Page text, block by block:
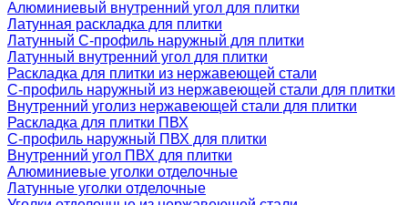
Алюминиевый внутренний угол для плитки
Латунная раскладка для плитки
Латунный С-профиль наружный для плитки
Латунный внутренний угол для плитки
Раскладка для плитки из нержавеющей стали
С-профиль наружный из нержавеющей стали для плитки
Внутренний уголиз нержавеющей стали для плитки
Раскладка для плитки ПВХ
С-профиль наружный ПВХ для плитки
Внутренний угол ПВХ для плитки
Алюминиевые уголки отделочные
Латунные уголки отделочные